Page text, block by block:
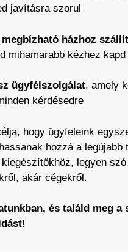
javításra szorul
házhoz
mihamarabb kézhez kapd
ügyfélszolgálat, amely
kérdésedre
hogy ügyfeleink
hozzá a legújabb
legyen
akár cégekről.
és találd meg a